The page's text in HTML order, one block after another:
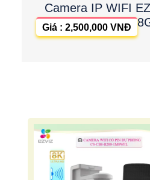
Camera IP WIFI
Giá : 2,500,000 VNĐ